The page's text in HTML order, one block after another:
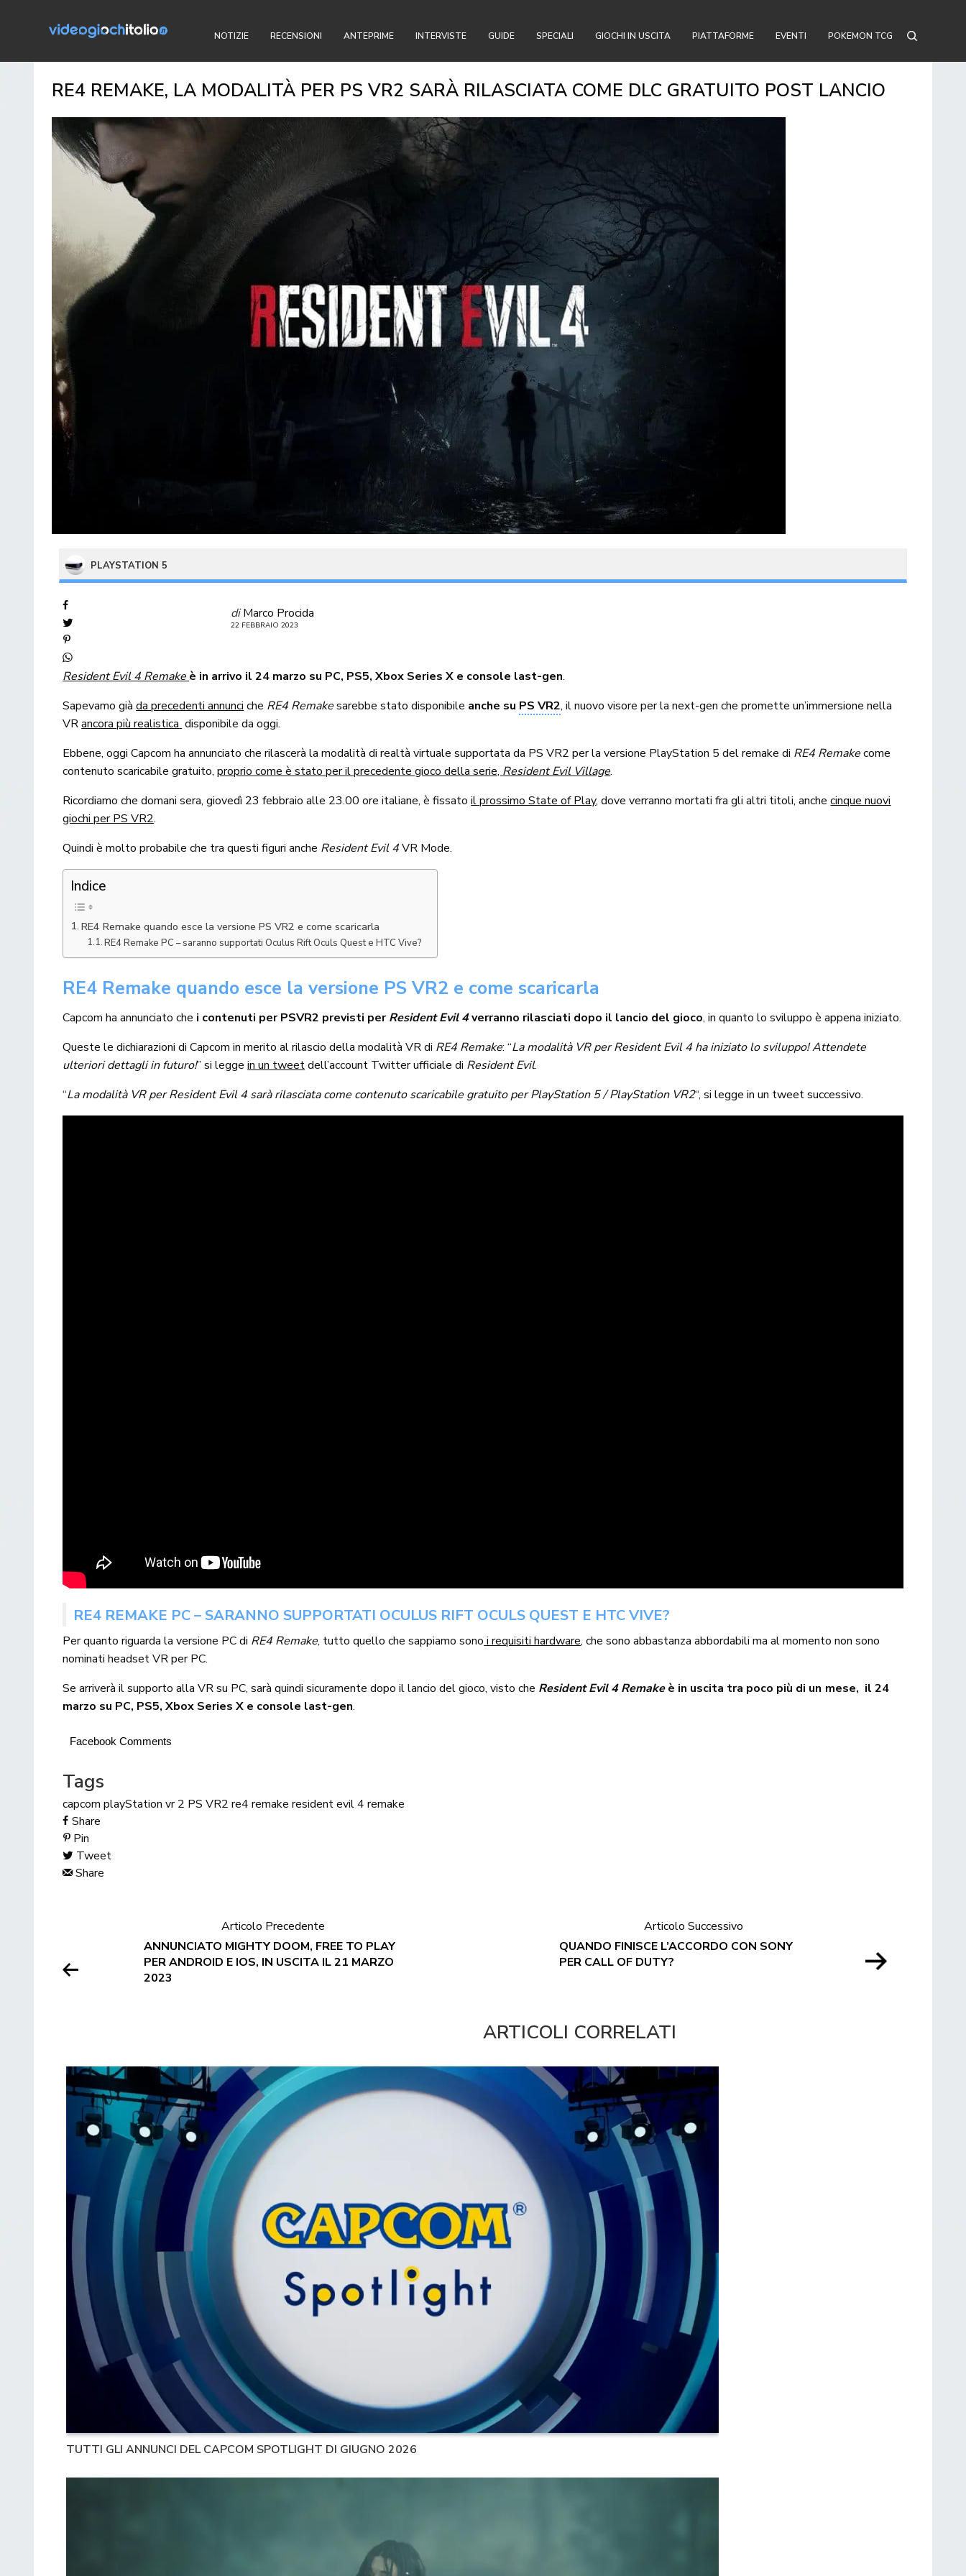
NOTIZIE RECENSIONI ANTEPRIME INTERVISTE GUIDE SPECIALI GIOCHI IN USCITA PIATTAFORME EVENTI POKEMON TCG
RE4 REMAKE, LA MODALITÀ PER PS VR2 SARÀ RILASCIATA COME DLC GRATUITO POST LANCIO
PLAYSTATION 5
di Marco Procida
22 FEBBRAIO 2023
Resident Evil 4 Remake è in arrivo il 24 marzo su PC, PS5, Xbox Series X e console last-gen.
Sapevamo giàda precedenti annunci che RE4 Remakesarebbe stato disponibile anche su PS VR2, il nuovo visore per la next-gen che promette un’immersione nella
VRancora più realistica disponibile da oggi.
Ebbene, oggi Capcom ha annunciato che rilascerà la modalità di realtà virtuale supportata da PS VR2 per la versione PlayStation 5 del remake di RE4 Remakecome
contenuto scaricabile gratuito,proprio come è stato per il precedente gioco della serie, Resident Evil Village.
Ricordiamo che domani sera, giovedì 23 febbraio alle 23.00 ore italiane, è fissatoil prossimo State of Play, dove verranno mortati fra gli altri titoli, anchecinque nuovi
giochi per PS VR2.
Quindi è molto probabile che tra questi figuri anche Resident Evil 4VR Mode.
Indice
RE4 Remake quando esce la versione PS VR2 e come scaricarla
RE4 Remake PC – saranno supportati Oculus Rift Oculs Quest e HTC Vive?
RE4 Remake quando esce la versione PS VR2 e come scaricarla
Capcom ha annunciato che i contenuti per PSVR2 previsti perResident Evil 4verranno rilasciati dopo il lancio del gioco, in quanto lo sviluppo è appena iniziato.
Queste le dichiarazioni di Capcom in merito al rilascio della modalità VR di RE4 Remake: “La modalità VR per Resident Evil 4 ha iniziato lo sviluppo! Attendete
ulteriori dettagli in futuro!” si leggein un tweetdell’account Twitter ufficiale di Resident Evil.
“La modalità VR per Resident Evil 4 sarà rilasciata come contenuto scaricabile gratuito per PlayStation 5 / PlayStation VR2“, si legge in un tweet successivo.
RE4 REMAKE PC – SARANNO SUPPORTATI OCULUS RIFT OCULS QUEST E HTC VIVE?
Per quanto riguarda la versione PC di RE4 Remake, tutto quello che sappiamo sono i requisiti hardware, che sono abbastanza abbordabili ma al momento non sono
nominati headset VR per PC.
Se arriverà il supporto alla VR su PC, sarà quindi sicuramente dopo il lancio del gioco, visto che Resident Evil 4 Remakeè in uscita tra poco più di un mese, il 24
marzo su PC, PS5, Xbox Series X e console last-gen.
Facebook Comments
Tags
capcom playStation vr 2 PS VR2 re4 remake resident evil 4 remake
Share
Pin
Tweet
Share
Articolo Precedente
ANNUNCIATO MIGHTY DOOM, FREE TO PLAY
PER ANDROID E IOS, IN USCITA IL 21 MARZO
2023
Articolo Successivo
QUANDO FINISCE L’ACCORDO CON SONY
PER CALL OF DUTY?
ARTICOLI CORRELATI
TUTTI GLI ANNUNCI DEL CAPCOM SPOTLIGHT DI GIUGNO 2026